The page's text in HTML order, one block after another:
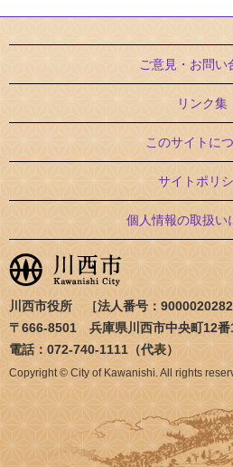
ご意見・お問い
リンク集
このサイトに
サイトポリ
個人情報の取扱い
川西市役所 ［法人番号：
〒666-8501 兵庫県川西市中央町12
電話：072-740-1111（代表）
Copyright © City of Kawanishi. All rights